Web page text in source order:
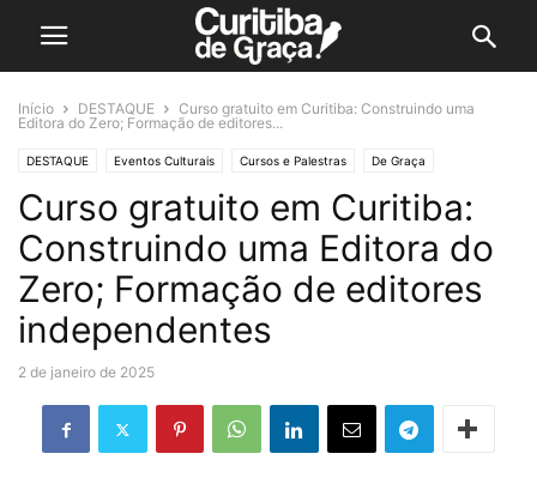
Início DESTAQUE
Curso gratuito em Curitiba: Construindo uma
Editora do Zero; Formação de editores...
DESTAQUE Eventos Culturais Cursos e Palestras De Graça
Curso gratuito em Curitiba:
Construindo uma Editora do
Zero; Formação de editores
independentes
2 de janeiro de 2025